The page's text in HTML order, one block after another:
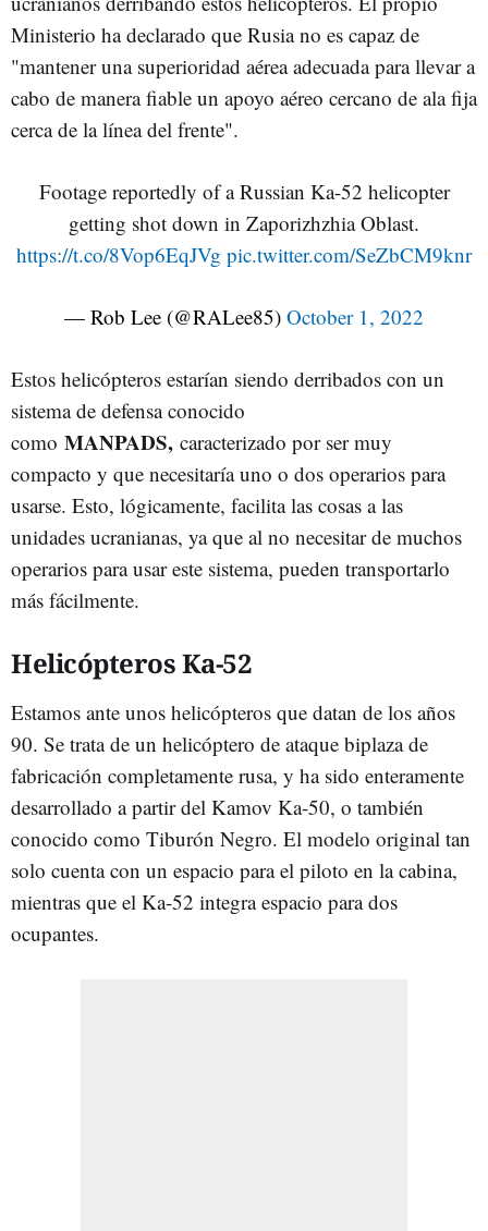
Ministerio ha declarado que Rusia no es capaz de
"mantener una superioridad aérea adecuada para llevar a
cabo de manera fiable un apoyo aéreo cercano de ala fija
cerca de la línea del frente".
Footage reportedly of a Russian Ka-52 helicopter
getting shot down in Zaporizhzhia Oblast.
https://t.co/8Vop6EqJVg pic.twitter.com/SeZbCM9knr
— Rob Lee (@RALee85) October 1, 2022
Estos helicópteros estarían siendo derribados con un
sistema de defensa conocido
como MANPADS, caracterizado por ser muy
compacto y que necesitaría uno o dos operarios para
usarse. Esto, lógicamente, facilita las cosas a las
unidades ucranianas, ya que al no necesitar de muchos
operarios para usar este sistema, pueden transportarlo
más fácilmente.
Helicópteros Ka-52
Estamos ante unos helicópteros que datan de los años
90. Se trata de un helicóptero de ataque biplaza de
fabricación completamente rusa, y ha sido enteramente
desarrollado a partir del Kamov Ka-50, o también
conocido como Tiburón Negro. El modelo original tan
solo cuenta con un espacio para el piloto en la cabina,
mientras que el Ka-52 integra espacio para dos
ocupantes.